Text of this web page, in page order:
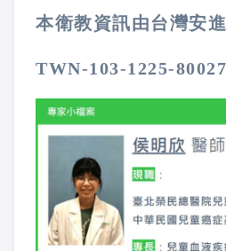
本衛教資訊由台灣安
TWN-103-1225-80027